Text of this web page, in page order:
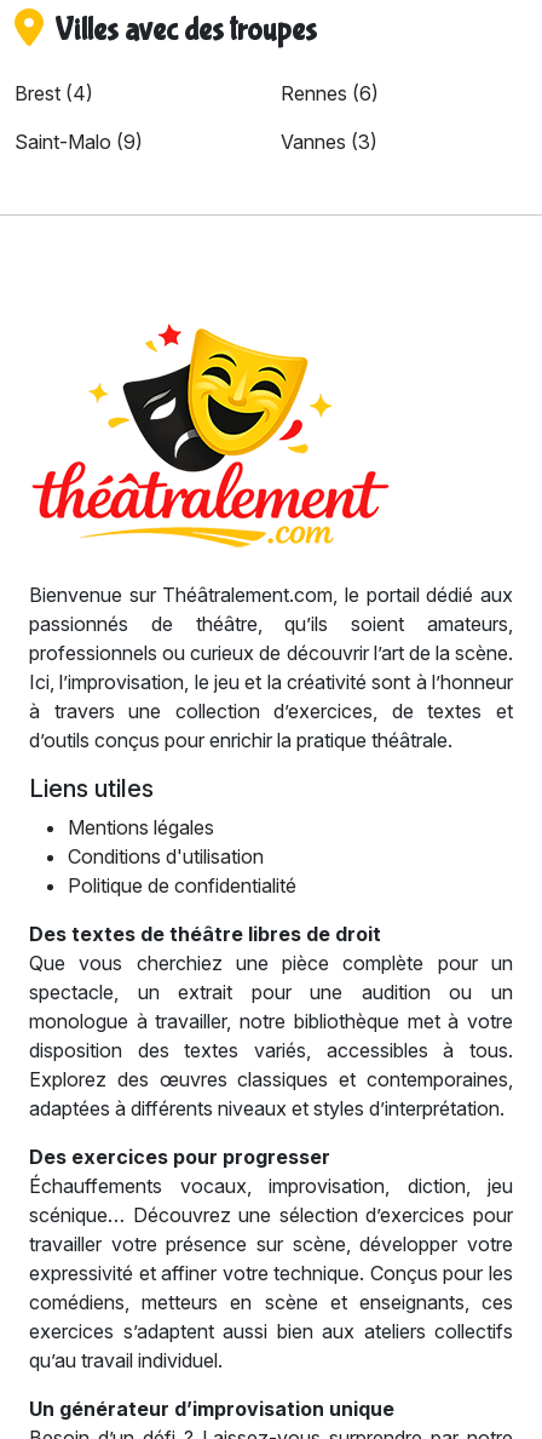
Villes avec des troupes
Brest (4)
Rennes (6)
Saint-Malo (9)
Vannes (3)
Bienvenue sur Théâtralement.com, le portail dédié aux
passionnés de théâtre, qu’ils soient amateurs,
professionnels ou curieux de découvrir l’art de la scène.
Ici, l’improvisation, le jeu et la créativité sont à l’honneur
à travers une collection d’exercices, de textes et
d’outils conçus pour enrichir la pratique théâtrale.
Liens utiles
Mentions légales
Conditions d'utilisation
Politique de confidentialité
Des textes de théâtre libres de droit
Que vous cherchiez une pièce complète pour un
spectacle, un extrait pour une audition ou un
monologue à travailler, notre bibliothèque met à votre
disposition des textes variés, accessibles à tous.
Explorez des œuvres classiques et contemporaines,
adaptées à différents niveaux et styles d’interprétation.
Des exercices pour progresser
Échauffements vocaux, improvisation, diction, jeu
scénique… Découvrez une sélection d’exercices pour
travailler votre présence sur scène, développer votre
expressivité et affiner votre technique. Conçus pour les
comédiens, metteurs en scène et enseignants, ces
exercices s’adaptent aussi bien aux ateliers collectifs
qu’au travail individuel.
Un générateur d’improvisation unique